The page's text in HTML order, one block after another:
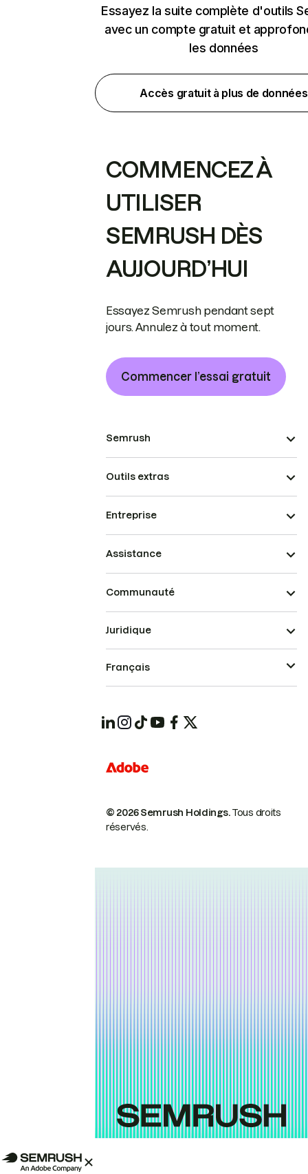
Essayez la suite complète d'outils
avec un compte gratuit et
les données
Accès gratuit à plus de données
COMMENCEZ À
UTILISER
SEMRUSH DÈS
AUJOURD’HUI
Essayez Semrush pendant sept
jours. Annulez à tout moment.
Commencer l’essai gratuit
Semrush
Outils extras
Entreprise
Assistance
Communauté
© 2026 Semrush Holdings.Tous droits
réservés.
Juridique
Français